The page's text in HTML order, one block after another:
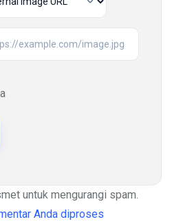
untuk mengurangi spam.
Anda diproses